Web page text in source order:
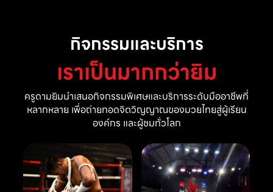
กิจกรรมและบริการ
เราเป็นมากกว่ายิม
ครูดามยิมนำเสนอกิจกรรมพิเศษและบริการระดับมืออาชีพที่
หลากหลาย เพื่อถ่ายทอดจิตวิญญาณของมวยไทยสู่ผู้เรียน
องค์กร และผู้ชมทั่วโลก